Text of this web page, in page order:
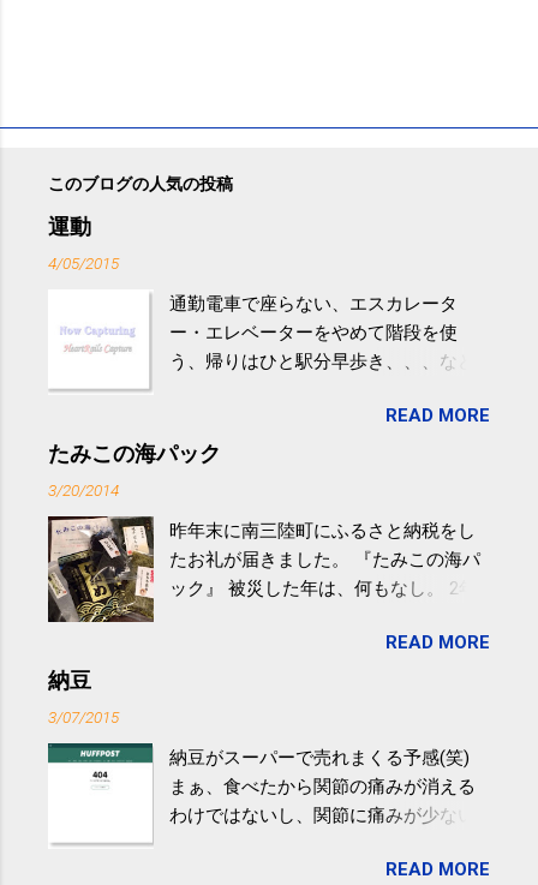
このブログの人気の投稿
運動
4/05/2015
通勤電車で座らない、エスカレータ
ー・エレベーターをやめて階段を使
う、帰りはひと駅分早歩き、、、など
やすい。 スポーツウェア・シューズで
するものだけが運動ではない。 食べ
けると改善する、との結果を筑波大の
研究チームが発表した。改善が期待で
きるのは、過度の飲酒が原因ではない
減らなくても効果があるという。 正田
波大「減量しなくても効果」 - ニュー
ス - アピタル（医療・健康）
READ MORE
たみこの海パック
3/20/2014
昨年末に南三陸町にふるさと納税をし
たお礼が届きました。 『たみこの海パ
ック』 被災した年は、何もなし。 2年
が『たみこの海パック』。 ボランティ
全く考えていなかったので、貰えると
少しづつ復興してる感が伝わってきて
嬉しいです。 あと、ふるさと納税が節
ですが、節税になるほど稼げていない
READ MORE
納豆
3/07/2015
納豆がスーパーで売れまくる予感(笑)
まぁ、食べたから関節の痛みが消える
わけではないし、関節に痛みが少ない
ど。。 「関節の老化」は、「コンドロ
READ MORE